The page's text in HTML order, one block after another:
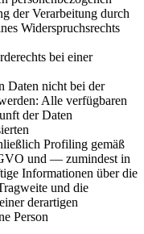
der Verarbeitung durch
Widerspruchsrechts
bei einer
Daten nicht bei der
Alle verfügbaren
der Daten
Profiling gemäß
und — zumindest in
Informationen über die
und die
derartigen
Person